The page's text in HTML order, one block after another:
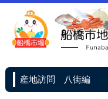
産地訪問 八街編